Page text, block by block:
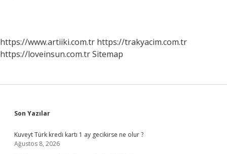
https://www.artiiki.com.tr https://trakyacim.com.tr
https://loveinsun.com.trSitemap
Sidebar
Son Yazılar
Kuveyt Türk kredi kartı 1 ay gecikirse ne olur ?
Ağustos 8, 2026